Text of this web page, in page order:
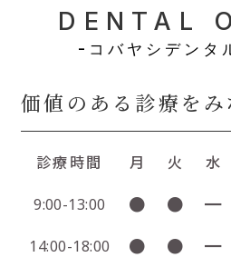
DENTAL
-コバヤシデンタ
価値のある診療をみ
診療時間 月 火 水
9:00-13:00 ● ● ━
14:00-18:00 ● ● ━